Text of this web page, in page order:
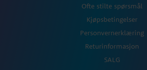
Ofte stilte spørsmål
Kjøpsbetingelser
Personvernerklæring
Returinformasjon
SALG